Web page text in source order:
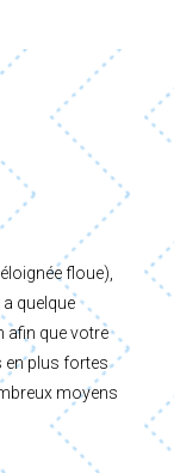
floue),
quelque
afin que votre
en plus fortes
moyens